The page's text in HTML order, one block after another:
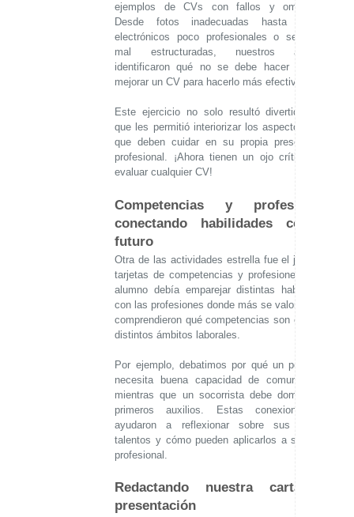
ejemplos de CVs con fallos y omisiones.
Desde fotos inadecuadas hasta correos
electrónicos poco profesionales o secciones
mal estructuradas, nuestros alumnos
identificaron qué no se debe hacer y cómo
mejorar un CV para hacerlo más efectivo.
Este ejercicio no solo resultó divertido, sino
que les permitió interiorizar los aspectos clave
que deben cuidar en su propia presentación
profesional. ¡Ahora tienen un ojo crítico para
evaluar cualquier CV!
Competencias y profesiones:
conectando habilidades con el
futuro
Otra de las actividades estrella fue el juego de
tarjetas de competencias y profesiones. Cada
alumno debía emparejar distintas habilidades
con las profesiones donde más se valoran. Así,
comprendieron qué competencias son clave en
distintos ámbitos laborales.
Por ejemplo, debatimos por qué un periodista
necesita buena capacidad de comunicación,
mientras que un socorrista debe dominar los
primeros auxilios. Estas conexiones les
ayudaron a reflexionar sobre sus propios
talentos y cómo pueden aplicarlos a su futuro
profesional.
Redactando nuestra carta de
presentación